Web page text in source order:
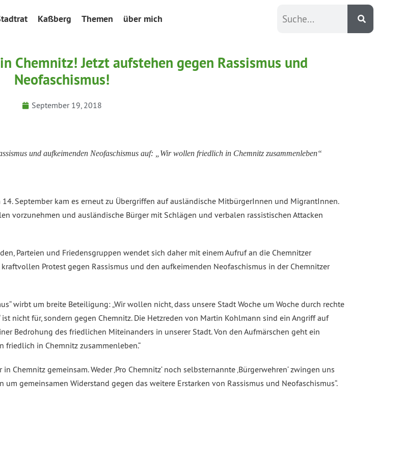
Kaßberg Themen über mich
Chemnitz! Jetzt aufstehen gegen Rassismus und
Neofaschismus!
September 19, 2018
und aufkeimenden Neofaschismus auf: „Wir wollen friedlich in Chemnitz zusammenleben“
September kam es erneut zu Übergriffen auf ausländische MitbürgerInnen und MigrantInnen.
vorzunehmen und ausländische Bürger mit Schlägen und verbalen rassistischen Attacken
Parteien und Friedensgruppen wendet sich daher mit einem Aufruf an die Chemnitzer
Protest gegen Rassismus und den aufkeimenden Neofaschismus in der Chemnitzer
wirbt um breite Beteiligung: „Wir wollen nicht, dass unsere Stadt Woche um Woche durch rechte
ist nicht für, sondern gegen Chemnitz. Die Hetzreden von Martin Kohlmann sind ein Angriff auf
Bedrohung des friedlichen Miteinanders in unserer Stadt. Von den Aufmärschen geht ein
in Chemnitz zusammenleben.“
Chemnitz gemeinsam. Weder ‚Pro Chemnitz‘ noch selbsternannte ‚Bürgerwehren‘ zwingen uns
gemeinsamen Widerstand gegen das weitere Erstarken von Rassismus und Neofaschismus“.